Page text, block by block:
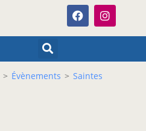
> Évènements > Saintes